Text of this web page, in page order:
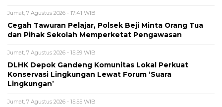
Jumat, 7 Agustus 2026 - 17:41 WIB
Cegah Tawuran Pelajar, Polsek Beji Minta Orang Tua
dan Pihak Sekolah Memperketat Pengawasan
Jumat, 7 Agustus 2026 - 15:59 WIB
DLHK Depok Gandeng Komunitas Lokal Perkuat
Konservasi Lingkungan Lewat Forum ‘Suara
Lingkungan’
Jumat, 7 Agustus 2026 - 15:55 WIB